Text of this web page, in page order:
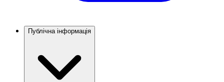
Публічна інформація